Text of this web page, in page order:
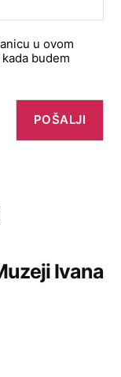
u ovom
budem
Ivana